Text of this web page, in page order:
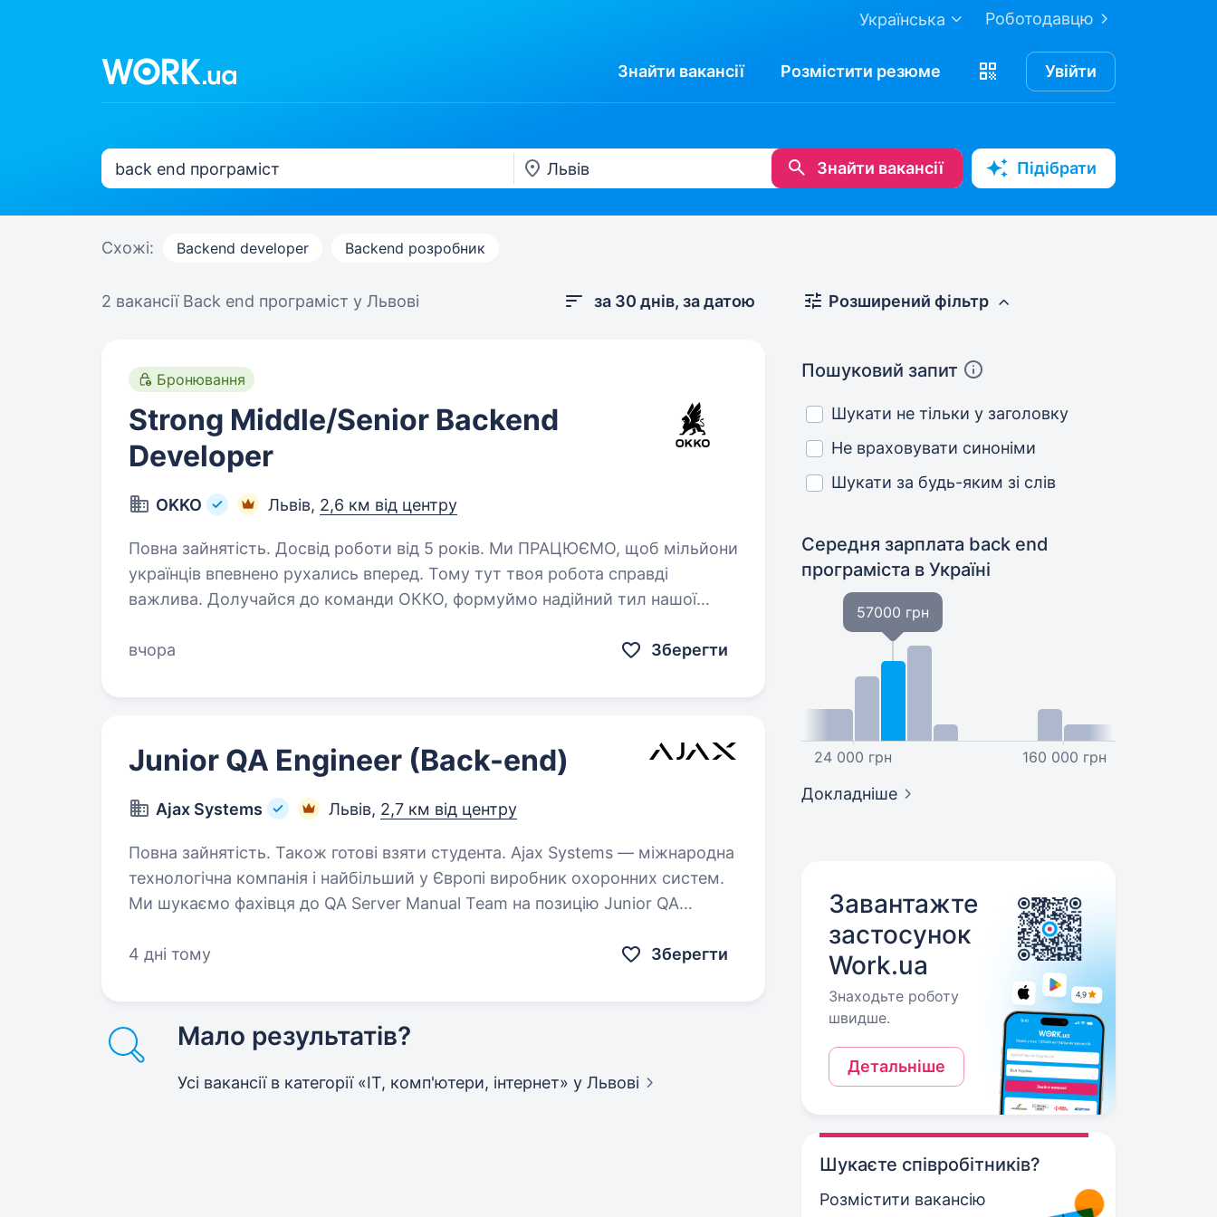
Роботодавцю
Українська
Знайти вакансії Розмістити резюме Увійти
Знайти вакансії Підібрати
Схожі: Backend developer Backend розробник
2 вакансії Back end програміст у Львові за 30 днів, за датою
Бронювання
Strong Middle/Senior Backend
Developer
OKKO Львів, 2,6 км від центру
Повна зайнятість. Досвід роботи від 5 років. Ми ПРАЦЮЄМО, щоб мільйони
українців впевнено рухались вперед. Тому тут твоя робота справді
важлива. Долучайся до команди ОККО, формуймо надійний тил нашої
вчора
Зберегти
Junior QA Engineer (Back-end)
Ajax Systems Львів, 2,7 км від центру
Повна зайнятість. Також готові взяти студента. Ajax Systems — міжнародна
технологічна компанія і найбільший у Європі виробник охоронних систем.
Ми шукаємо фахівця до QA Server Manual Team на позицію Junior QA
4 дні тому
Зберегти
Мало результатів?
Усі вакансії в категорії «IT, комп'ютери, інтернет» у Львові
Розширений фільтр
Пошуковий запит
Шукати не тільки у заголовку
Не враховувати синоніми
Шукати за будь-яким зі слів
Середня зарплата back end
програміста в Україні
24 000 грн
57000 грн
160 000 грн
Докладніше
Завантажте
застосунок
Work.ua
Знаходьте роботу
швидше.
Детальніше
Шукаєте співробітників?
Розмістити вакансію